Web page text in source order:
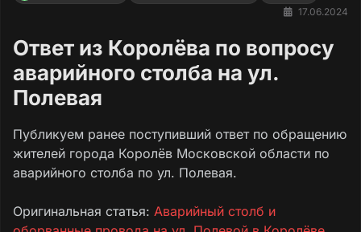
17.06.2024
Ответ из Королёва по вопросу
аварийного столба на ул.
Полевая
Публикуем ранее поступивший ответ по обращению
жителей города Королёв Московской области по
аварийного столба по ул. Полевая.
Оригинальная статья: Аварийный столб и